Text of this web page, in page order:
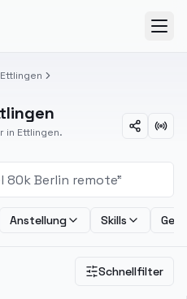
in Ettlingen.
Anstellung Skills
Schnellfilter